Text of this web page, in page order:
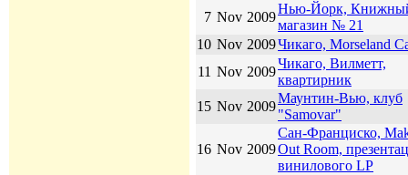
7 Nov 2009
Нью-Йорк,
магазин № 21
10 Nov 2009Чикаго, Morseland
11 Nov 2009
Чикаго, Вилметт,
квартирник
15 Nov 2009
Маунтин-Вью, клуб
"Samovar"
16 Nov 2009
Сан-Франциско,
Out Room,
винилового LP